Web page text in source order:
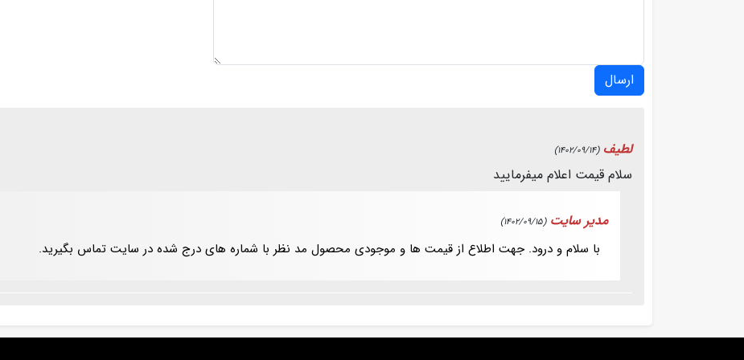
ارسال
لطیف (1402/09/14)
سلام قیمت اعلام میفرمایید
مدیر سایت (1402/09/15)
با سلام و درود. جهت اطلاع از قیمت ها و موجودی محصول مد نظر با شماره های درج شده در سایت تماس بگیرید.